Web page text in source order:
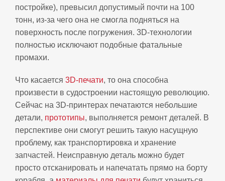
постройке), превысил допустимый почти на 100
тонн, из-за чего она не смогла подняться на
поверхность после погружения. 3D-технологии
полностью исключают подобные фатальные
промахи.
Что касается 3D-печати, то она способна
произвести в судостроении настоящую революцию.
Сейчас на 3D-принтерах печатаются небольшие
детали, прототипы, выполняется ремонт деталей. В
перспективе они смогут решить такую насущную
проблему, как транспортировка и хранение
запчастей. Неисправную деталь можно будет
просто отсканировать и напечатать прямо на борту